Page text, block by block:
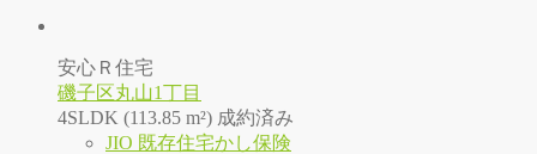
安心Ｒ住宅
磯子区丸山1丁目
4SLDK (113.85 m²) 成約済み
JIO 既存住宅かし保険